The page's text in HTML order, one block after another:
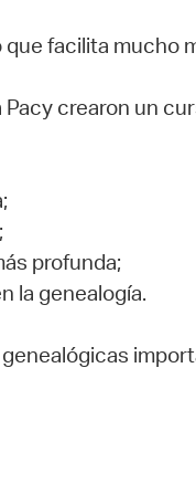
facilita mucho
crearon un
profunda;
la genealogía.